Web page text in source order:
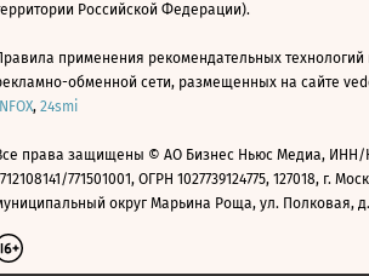
Российской Федерации).
применения рекомендательных технологий
обменной сети, размещенных на сайте
INFOX, 24smi
права защищены © АО Бизнес Ньюс Медиа, ИНН/
771501001, ОГРН 1027739124775, 127018, г.
округ Марьина Роща, ул. Полковая, д.